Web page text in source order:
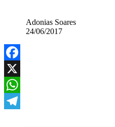
Adonias Soares
24/06/2017
Facebook
X
WhatsApp